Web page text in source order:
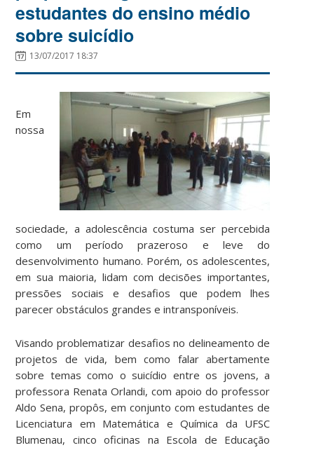
estudantes do ensino médio
sobre suicídio
13/07/2017 18:37
Em
nossa
sociedade, a adolescência costuma ser percebida
como um período prazeroso e leve do
desenvolvimento humano. Porém, os adolescentes,
em sua maioria, lidam com decisões importantes,
pressões sociais e desafios que podem lhes
parecer obstáculos grandes e intransponíveis.
Visando problematizar desafios no delineamento de
projetos de vida, bem como falar abertamente
sobre temas como o suicídio entre os jovens, a
professora Renata Orlandi, com apoio do professor
Aldo Sena, propôs, em conjunto com estudantes de
Licenciatura em Matemática e Química da UFSC
Blumenau, cinco oficinas na Escola de Educação